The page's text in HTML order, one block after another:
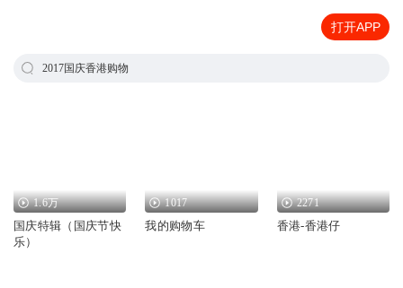
打开APP
2017国庆香港购物
1.6万
国庆特辑（国庆节快
乐）
1017
我的购物车
2271
香港-香港仔